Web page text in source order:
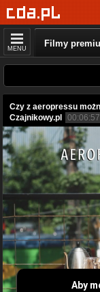
MENU Filmy
Czy z aeropressu
Czajnikowy.pl
00:06:57
Aby